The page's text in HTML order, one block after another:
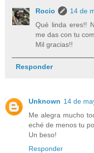
Rocio
14 de
Qué linda eres!!
me das con tu
Mil gracias!!
Responder
Unknown 14 de
Me alegra mucho
eché de menos tu
Un beso!
Responder